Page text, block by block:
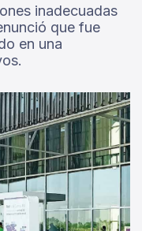
inadecuadas
que fue
en una